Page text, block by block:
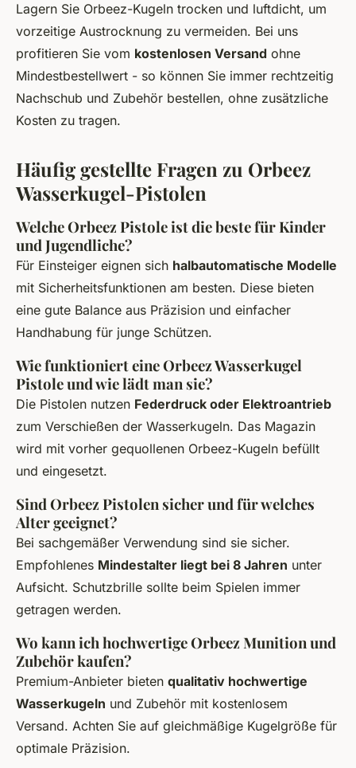
Lagern Sie Orbeez-Kugeln trocken und luftdicht, um
vorzeitige Austrocknung zu vermeiden. Bei uns
profitieren Sie vom kostenlosen Versand ohne
Mindestbestellwert - so können Sie immer rechtzeitig
Nachschub und Zubehör bestellen, ohne zusätzliche
Kosten zu tragen.
Häufig gestellte Fragen zu Orbeez
Wasserkugel-Pistolen
Welche Orbeez Pistole ist die beste für Kinder
und Jugendliche?
Für Einsteiger eignen sich halbautomatische Modelle
mit Sicherheitsfunktionen am besten. Diese bieten
eine gute Balance aus Präzision und einfacher
Handhabung für junge Schützen.
Wie funktioniert eine Orbeez Wasserkugel
Pistole und wie lädt man sie?
Die Pistolen nutzen Federdruck oder Elektroantrieb
zum Verschießen der Wasserkugeln. Das Magazin
wird mit vorher gequollenen Orbeez-Kugeln befüllt
und eingesetzt.
Sind Orbeez Pistolen sicher und für welches
Alter geeignet?
Bei sachgemäßer Verwendung sind sie sicher.
Empfohlenes Mindestalter liegt bei 8 Jahren unter
Aufsicht. Schutzbrille sollte beim Spielen immer
getragen werden.
Wo kann ich hochwertige Orbeez Munition und
Zubehör kaufen?
Premium-Anbieter bieten qualitativ hochwertige
Wasserkugeln und Zubehör mit kostenlosem
Versand. Achten Sie auf gleichmäßige Kugelgröße für
optimale Präzision.